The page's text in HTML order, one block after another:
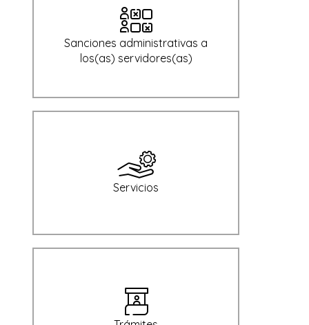
Sanciones administrativas a
los(as) servidores(as)
Servicios